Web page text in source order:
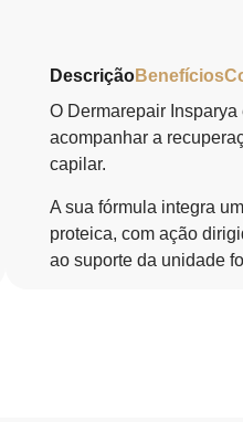
DescriçãoBenefícios
O Dermarepair
acompanhar a
capilar.
A sua fórmula integra
proteica, com ação
ao suporte da unidade